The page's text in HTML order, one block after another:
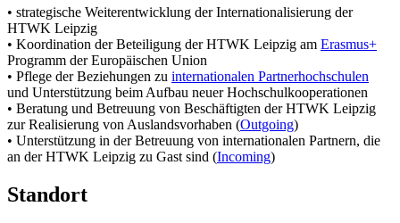
• strategische Weiterentwicklung der Internationalisierung der
HTWK Leipzig
• Koordination der Beteiligung der HTWK Leipzig am Erasmus+
Programm der Europäischen Union
• Pflege der Beziehungen zu internationalen Partnerhochschulen
und Unterstützung beim Aufbau neuer Hochschulkooperationen
• Beratung und Betreuung von Beschäftigten der HTWK Leipzig
zur Realisierung von Auslandsvorhaben (Outgoing)
• Unterstützung in der Betreuung von internationalen Partnern, die
an der HTWK Leipzig zu Gast sind (Incoming)
Standort